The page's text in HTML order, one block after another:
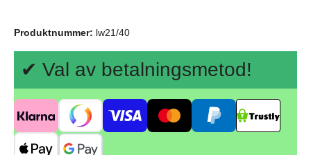
Produktnummer: lw21/40
✔ Val av betalningsmetod!